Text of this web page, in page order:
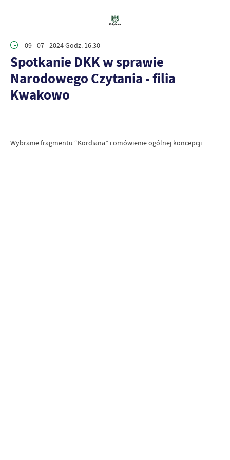
09 - 07 - 2024 Godz. 16:30
Spotkanie DKK w sprawie
Narodowego Czytania - filia
Kwakowo
Wybranie fragmentu “Kordiana” i omówienie ogólnej koncepcji.